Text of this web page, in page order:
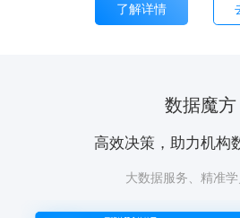
了解详情
数据魔方
高效决策，助力机构
大数据服务、精准